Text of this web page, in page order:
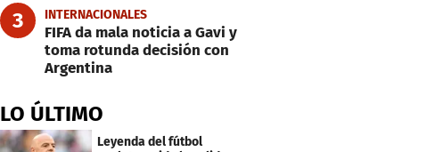
3 INTERNACIONALES
FIFA da mala noticia a Gavi y
toma rotunda decisión con
Argentina
LO ÚLTIMO
Leyenda del fútbol